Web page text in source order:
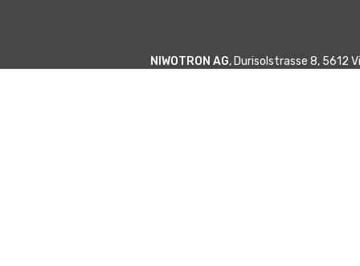
NIWOTRON AG, Durisolstrasse 8, 5612